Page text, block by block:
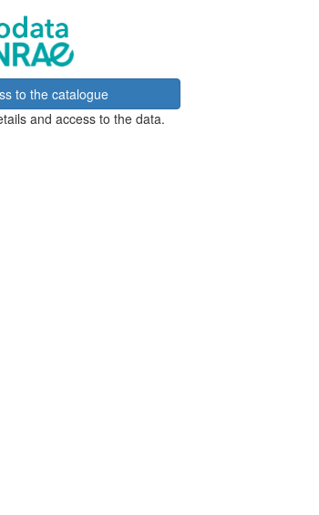
to the catalogue
and access to the data.